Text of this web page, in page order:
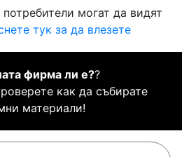
могат да видят
тук за да влезете
фирма ли е??
как да събирате
материали!